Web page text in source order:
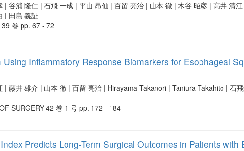
| 谷浦 隆仁 | 石飛 一成 | 平山 昂仙 | 百留 亮治 | 山本 徹 | 木谷 昭彦 | 高井 清
| 田島 義証
巻 pp. 67 - 72
Inflammatory Response Biomarkers for Esophageal
| 藤井 雄介 | 山本 徹 | 百留 亮治 | Hirayama Takanori | Taniura Takahito | 石
SURGERY 42 巻 1 号 pp. 172 - 184
Predicts Long-Term Surgical Outcomes in Patients with